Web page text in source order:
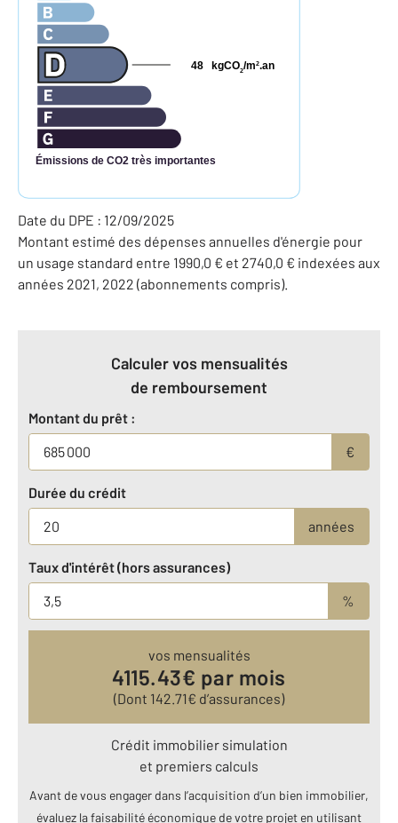
Émissions de CO2 très importantes
kgCO2/m2.an
48
Date du DPE : 12/09/2025
Montant estimé des dépenses annuelles d'énergie pour
un usage standard entre 1990,0 € et 2740,0 € indexées aux
années 2021, 2022 (abonnements compris).
Calculer vos mensualités
de remboursement
Montant du prêt :
€
Durée du crédit
années
Taux d'intérêt (hors assurances)
%
vos mensualités
4115.43€ par mois
(Dont 142.71€ d’assurances)
Crédit immobilier simulation
et premiers calculs
Avant de vous engager dans l’acquisition d’un bien immobilier,
évaluez la faisabilité économique de votre projet en utilisant